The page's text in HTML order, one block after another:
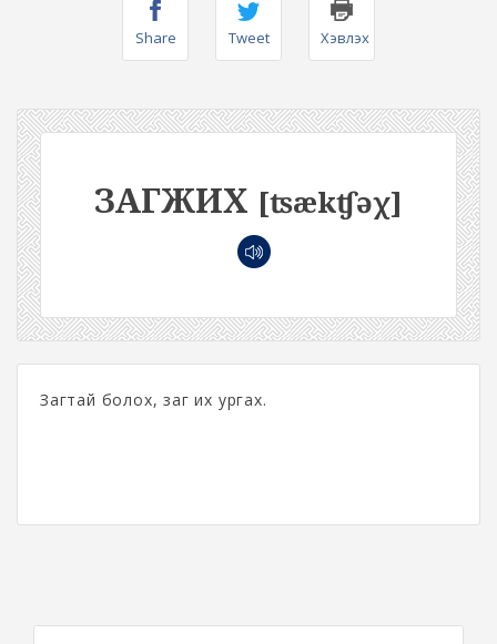
Share Tweet Хэвлэх
ЗАГЖИХ [ʦækʧəχ]
Загтай болох, заг их ургах.